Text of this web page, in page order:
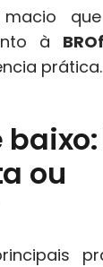
à
prática.
ou